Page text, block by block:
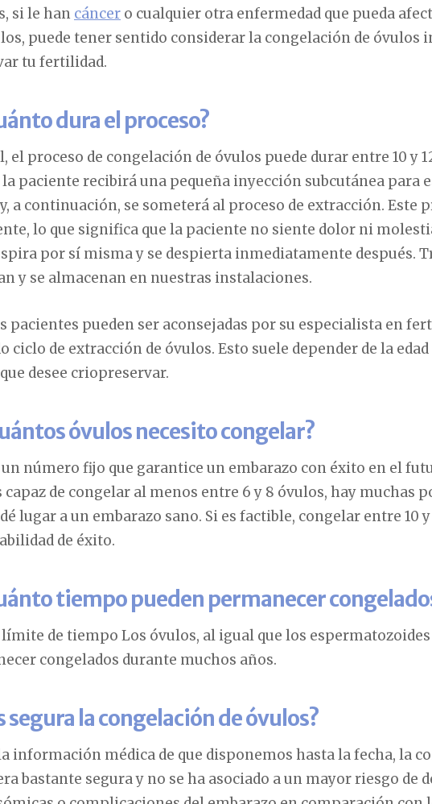
si le han cáncer o cualquier otra enfermedad que pueda
puede tener sentido considerar la congelación de óvulos
tu fertilidad.
dura el proceso?
el proceso de congelación de óvulos puede durar entre 10 y
la paciente recibirá una pequeña inyección subcutánea para
a continuación, se someterá al proceso de extracción. Este
lo que significa que la paciente no siente dolor ni
por sí misma y se despierta inmediatamente después.
y se almacenan en nuestras instalaciones.
pacientes pueden ser aconsejadas por su especialista en
ciclo de extracción de óvulos. Esto suele depender de la
desee criopreservar.
óvulos necesito congelar?
número fijo que garantice un embarazo con éxito en el
capaz de congelar al menos entre 6 y 8 óvulos, hay muchas
lugar a un embarazo sano. Si es factible, congelar entre 10
de éxito.
tiempo pueden permanecer
de tiempo Los óvulos, al igual que los
congelados durante muchos años.
segura la congelación de óvulos?
información médica de que disponemos hasta la fecha, la
bastante segura y no se ha asociado a un mayor riesgo de